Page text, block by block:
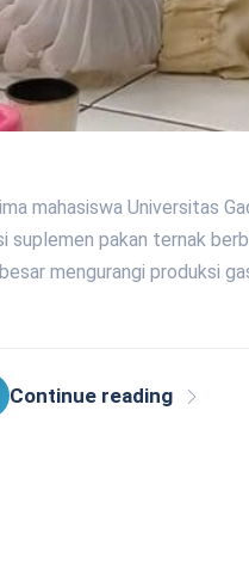
mahasiswa Universitas
suplemen pakan ternak
mengurangi produksi
Continue reading